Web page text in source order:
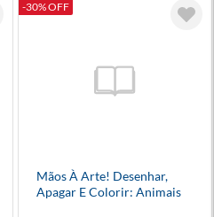
-30% OFF
Mãos À Arte! Desenhar,
Apagar E Colorir: Animais